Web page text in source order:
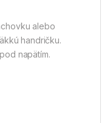
alebo
handričku.
napätím.